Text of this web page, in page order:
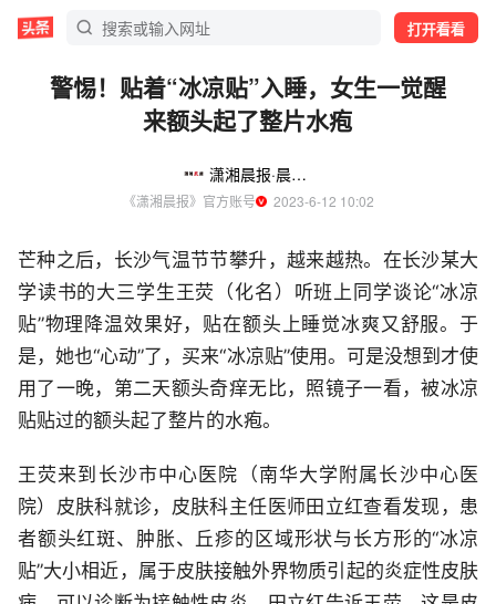
打开看看
警惕！贴着“冰凉贴”入睡，女生一觉醒
来额头起了整片水疱
潇湘晨报·晨视频
《潇湘晨报》官方账号
  2023-6-12 10:02
芒种之后，长沙气温节节攀升，越来越热。在长沙某大
学读书的大三学生王荧（化名）听班上同学谈论“冰凉
贴”物理降温效果好，贴在额头上睡觉冰爽又舒服。于
是，她也“心动”了，买来“冰凉贴”使用。可是没想到才使
用了一晚，第二天额头奇痒无比，照镜子一看，被冰凉
贴贴过的额头起了整片的水疱。
王荧来到长沙市中心医院（南华大学附属长沙中心医
院）皮肤科就诊，皮肤科主任医师田立红查看发现，患
者额头红斑、肿胀、丘疹的区域形状与长方形的“冰凉
贴”大小相近，属于皮肤接触外界物质引起的炎症性皮肤